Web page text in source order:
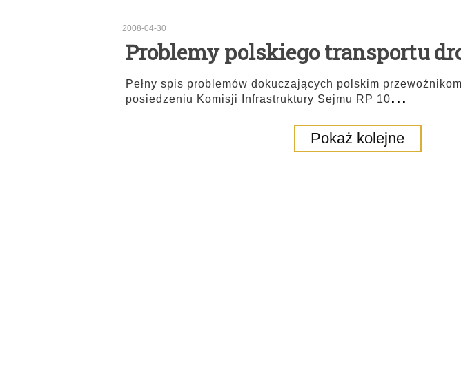
2008-04-30
Problemy polskiego transportu
Pełny spis problemów dokuczających polskim
posiedzeniu Komisji Infrastruktury Sejmu RP 10...
Pokaż kolejne
Tydzień
THB